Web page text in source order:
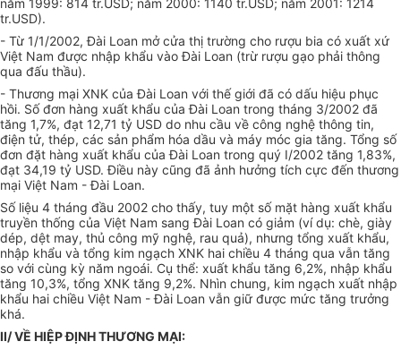
năm 1999: 814 tr.USD; năm 2000: 1140 tr.USD; năm 2001: 1214
tr.USD).
- Từ 1/1/2002, Đài Loan mở cửa thị trường cho rượu bia có xuất xứ
Việt Nam được nhập khẩu vào Đài Loan (trừ rượu gạo phải thông
qua đấu thầu).
- Thương mại XNK của Đài Loan với thế giới đã có dấu hiệu phục
hồi. Số đơn hàng xuất khẩu của Đài Loan trong tháng 3/2002 đã
tăng 1,7%, đạt 12,71 tỷ USD do nhu cầu về công nghệ thông tin,
điện tử, thép, các sản phẩm hóa dầu và máy móc gia tăng. Tổng số
đơn đặt hàng xuất khẩu của Đài Loan trong quý I/2002 tăng 1,83%,
đạt 34,19 tỷ USD. Điều này cũng đã ảnh hưởng tích cực đến thương
mại Việt Nam - Đài Loan.
Số liệu 4 tháng đầu 2002 cho thấy, tuy một số mặt hàng xuất khẩu
truyền thống của Việt Nam sang Đài Loan có giảm (ví dụ: chè, giày
dép, dệt may, thủ công mỹ nghệ, rau quả), nhưng tổng xuất khẩu,
nhập khẩu và tổng kim ngạch XNK hai chiều 4 tháng qua vẫn tăng
so với cùng kỳ năm ngoái. Cụ thể: xuất khẩu tăng 6,2%, nhập khẩu
tăng 10,3%, tổng XNK tăng 9,2%. Nhìn chung, kim ngạch xuất nhập
khẩu hai chiều Việt Nam - Đài Loan vẫn giữ được mức tăng trưởng
khá.
II/ VỀ HIỆP ĐỊNH THƯƠNG MẠI: